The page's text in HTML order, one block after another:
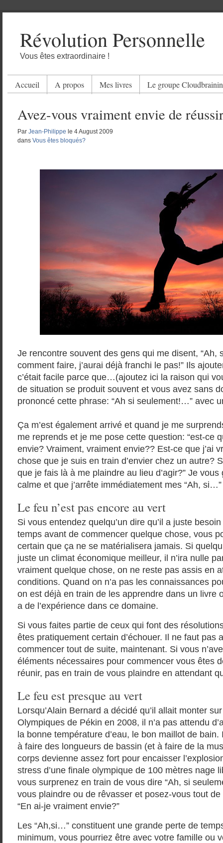
Révolution Personnelle
Vous êtes extraordinaire !
Accueil A propos Mes livres Le groupe
Avez-vous vraiment envie de
Par Jean-Philippe le 4 August 2009
dans Vous êtes bloqués?
Je rencontre souvent des gens qui me disent, “Ah,
comment faire, j’aurai déjà franchi le pas!” Ils
c’était facile parce que…(ajoutez ici la raison qui
de situation se produit souvent et vous avez sans
prononcé cette phrase: “Ah si seulement!…” avec
Ça m’est également arrivé et quand je me
me reprends et je me pose cette question: “est-ce
envie? Vraiment, vraiment envie?? Est-ce que j’ai
chose que je suis en train d’envier chez un autre?
que je fais là à me plaindre au lieu d’agir?” Je
calme et que j’arrête immédiatement mes “Ah, si…”
Le feu n’est pas encore au vert
Si vous entendez quelqu’un dire qu’il a juste
temps avant de commencer quelque chose, vous
certain que ça ne se matérialisera jamais. Si
juste un climat économique meilleur, il n’ira nulle
vraiment quelque chose, on ne reste pas assis en
conditions. Quand on n’a pas les connaissances
on est déjà en train de les apprendre dans un livre
a de l’expérience dans ce domaine.
Si vous faites partie de ceux qui font des
êtes pratiquement certain d’échouer. Il ne faut pas
commencer tout de suite, maintenant. Si vous
éléments nécessaires pour commencer vous êtes
réunir, pas en train de vous plaindre en attendant
Le feu est presque au vert
Lorsqu’Alain Bernard a décidé qu’il allait monter
Olympiques de Pékin en 2008, il n’a pas attendu
la bonne température d’eau, le bon maillot de
à faire des longueurs de bassin (et à faire de la
corps devienne assez fort pour encaisser
stress d’une finale olympique de 100 mètres nage
vous surprenez en train de vous dire “Ah, si
vous plaindre ou de rêvasser et posez-vous tout
“En ai-je vraiment envie?”
Les “Ah,si…” constituent une grande perte de
minimum, vous pourriez être avec votre famille ou